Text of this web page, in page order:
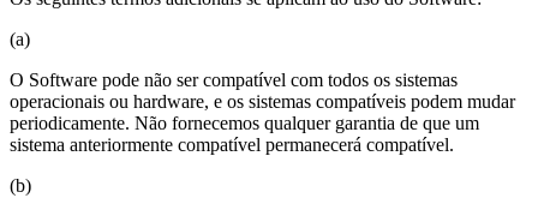
(a)
O Software pode não ser compatível com todos os sistemas
operacionais ou hardware, e os sistemas compatíveis podem mudar
periodicamente. Não fornecemos qualquer garantia de que um
sistema anteriormente compatível permanecerá compatível.
(b)